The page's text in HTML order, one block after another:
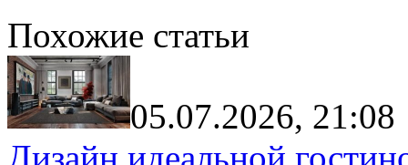
Похожие статьи
05.07.2026, 21:08
Дизайн идеальной